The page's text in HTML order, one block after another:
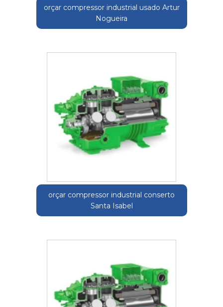
orçar compressor industrial usado Artur
Nogueira
orçar compressor industrial conserto
Santa Isabel